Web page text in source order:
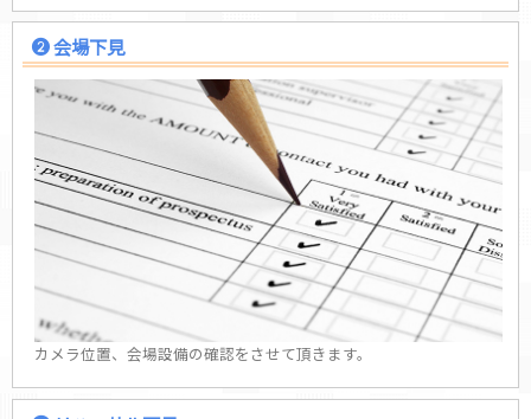
会場下見
カメラ位置、会場設備の確認をさせて頂きます。